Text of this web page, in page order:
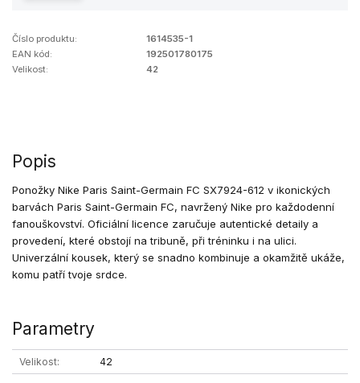
Číslo produktu:
1614535-1
EAN kód:
192501780175
Velikost:
42
Popis
Ponožky Nike Paris Saint-Germain FC SX7924-612 v ikonických
barvách Paris Saint-Germain FC, navržený Nike pro každodenní
fanouškovství. Oficiální licence zaručuje autentické detaily a
provedení, které obstojí na tribuně, při tréninku i na ulici.
Univerzální kousek, který se snadno kombinuje a okamžitě ukáže,
komu patří tvoje srdce.
Parametry
Velikost 42